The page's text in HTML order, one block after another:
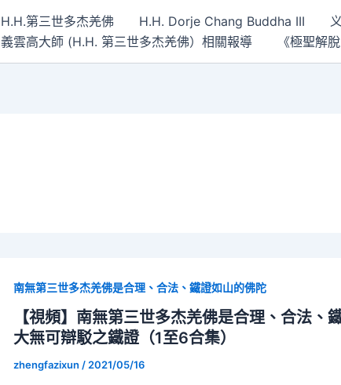
H.H.第三世多杰羌佛 H.H. Dorje Chang Buddha III
義雲高大師 (H.H. 第三世多杰羌佛）相關報導
《極聖解
南無第三世多杰羌佛是合理、合法、鐵證如山的佛陀
【視頻】南無第三世多杰羌佛是合理、合法、
大無可辯駁之鐵證（1至6合集）
zhengfazixun / 2021/05/16